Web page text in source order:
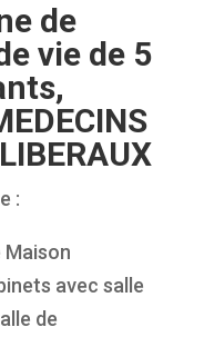
de
vie de 5
:
Maison
avec salle
de